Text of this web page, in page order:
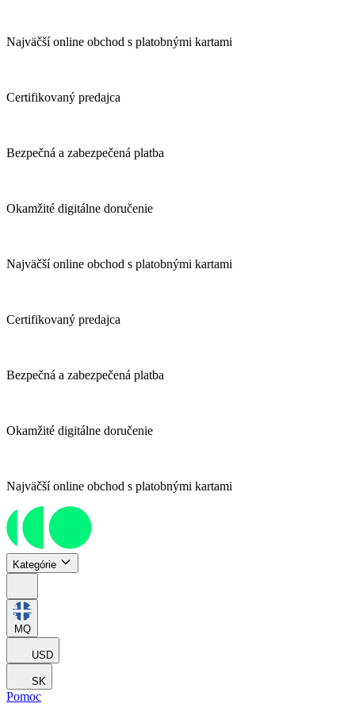
Najväčší online obchod s platobnými kartami
Certifikovaný predajca
Bezpečná a zabezpečená platba
Okamžité digitálne doručenie
Najväčší online obchod s platobnými kartami
Certifikovaný predajca
Bezpečná a zabezpečená platba
Okamžité digitálne doručenie
Najväčší online obchod s platobnými kartami
Kategórie
MQ
USD
SK
Pomoc